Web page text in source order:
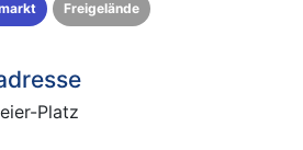
Freigelände
Platz